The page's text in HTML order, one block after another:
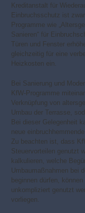
Kreditanstalt für
Einbruchsschutz ist
Programme wie
Sanieren“ für
Türen und Fenster
gleichzeitig für eine
Heizkosten ein.
Bei Sanierung und
KfW-Programme
Verknüpfung von
Umbau der Terrasse,
Bei dieser Gelegenheit
neue
Zu beachten ist, dass
Steuervorteilen genutzt
kalkulieren, welche
Umbaumaßnahmen bei
beginnen dürfen,
unkompliziert genutzt
vorliegen.